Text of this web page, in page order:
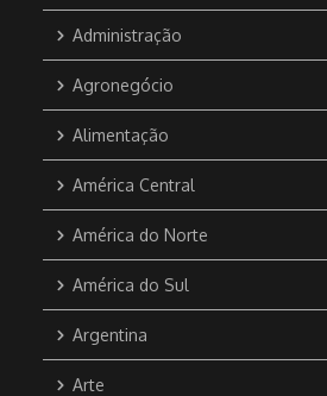
Administração
Agronegócio
Alimentação
América Central
América do Norte
América do Sul
Argentina
Arte